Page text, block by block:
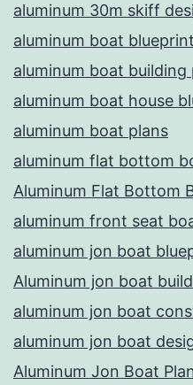
aluminum 30m skiff
aluminum boat
aluminum boat building
aluminum boat house
aluminum boat plans
aluminum flat bottom
Aluminum Flat Bottom
aluminum front seat
aluminum jon boat
Aluminum jon boat
aluminum jon boat
aluminum jon boat
Aluminum Jon Boat